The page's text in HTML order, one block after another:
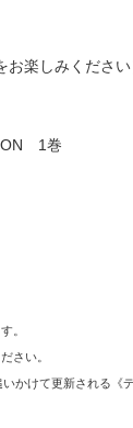
楽しみください
ON 1巻
。
さい。
かけて更新される《